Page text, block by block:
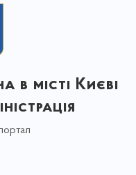
в місті Києві